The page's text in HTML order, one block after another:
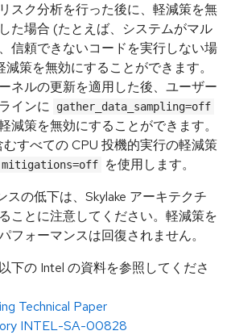
スク分析を行った後に、軽減策を無
た場合 (たとえば、システムがマル
信頼できないコードを実行しない場
策を無効にすることができます。
ネルの更新を適用した後、ユーザー
インに
gather_data_sampling=off
減策を無効にすることができます。
すべての CPU 投機的実行の軽減策
mitigations=off を使用します。
スの低下は、Skylake アーキテクチ
ことに注意してください。軽減策を
フォーマンスは回復されません。
下の Intel の資料を参照してくださ
Technical Paper
INTEL-SA-00828